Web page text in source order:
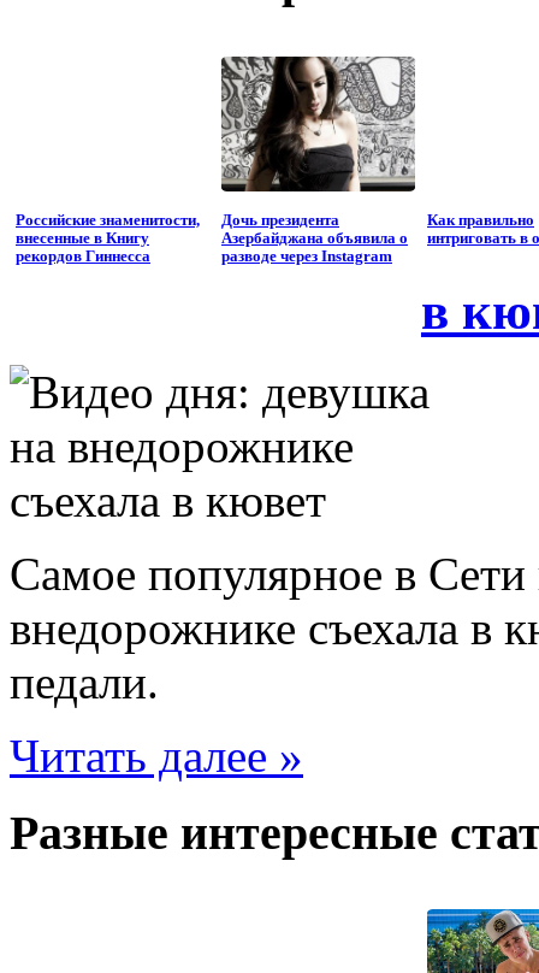
Российские знаменитости,
внесенные в Книгу
рекордов Гиннесса
Дочь президента
Азербайджана объявила о
разводе через Instagram
Как правильно
интриговать в
в
Самое популярное в
внедорожнике съехала в
педали.
Читать далее »
Разные интересные